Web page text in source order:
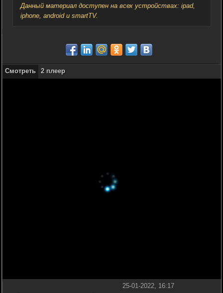
Данный материал доступен на всех устройствах: ipad,
iphone, android и smartTV.
Смотреть 2 плеер
25-01-2022, 16:17